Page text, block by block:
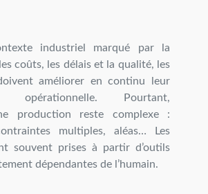
industriel marqué par la
coûts, les délais et la qualité, les
améliorer en continu leur
opérationnelle. Pourtant,
production reste complexe :
multiples, aléas… Les
souvent prises à partir d’outils
dépendantes de l’humain.